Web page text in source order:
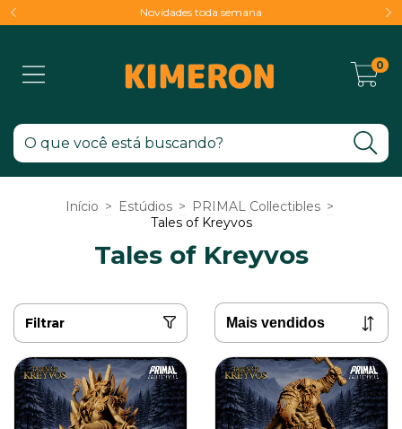
Novidades toda semana
0
Início > Estúdios > PRIMAL Collectibles >
Tales of Kreyvos
Tales of Kreyvos
Filtrar